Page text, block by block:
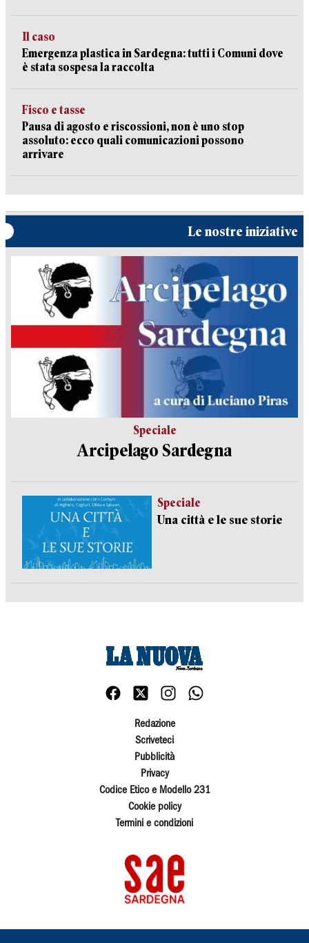
Il caso
Emergenza plastica in Sardegna: tutti i Comuni dove
è stata sospesa la raccolta
Fisco e tasse
Pausa di agosto e riscossioni, non è uno stop
assoluto: ecco quali comunicazioni possono
arrivare
Le nostre iniziative
Speciale
Arcipelago Sardegna
Speciale
Una città e le sue storie
Redazione
Scriveteci
Pubblicità
Privacy
Codice Etico e Modello 231
Cookie policy
Termini e condizioni